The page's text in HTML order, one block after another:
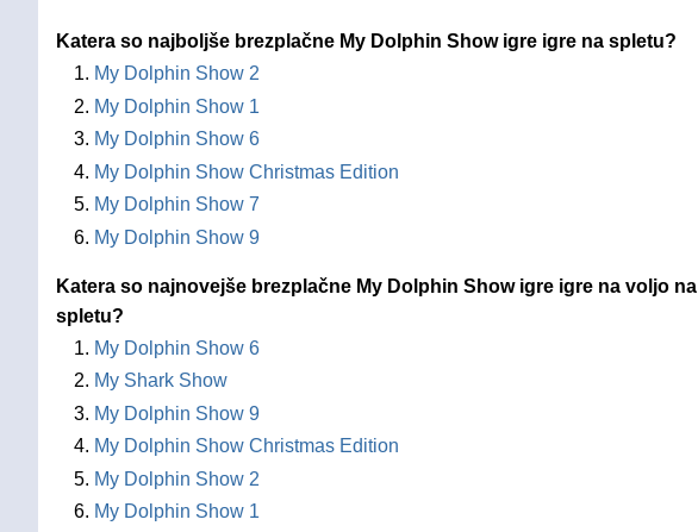
Katera so najboljše brezplačne My Dolphin Show igre igre na spletu?
My Dolphin Show 2
My Dolphin Show 1
My Dolphin Show 6
My Dolphin Show Christmas Edition
My Dolphin Show 7
My Dolphin Show 9
Katera so najnovejše brezplačne My Dolphin Show igre igre na voljo na
spletu?
My Dolphin Show 6
My Shark Show
My Dolphin Show 9
My Dolphin Show Christmas Edition
My Dolphin Show 2
My Dolphin Show 1